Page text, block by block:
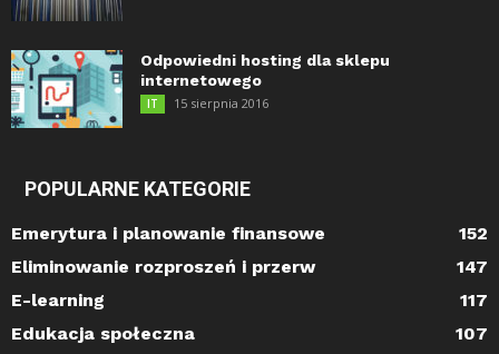
Odpowiedni hosting dla sklepu
internetowego
IT 15 sierpnia 2016
POPULARNE KATEGORIE
Emerytura i planowanie finansowe
152
Eliminowanie rozproszeń i przerw
147
E-learning
117
Edukacja społeczna
107